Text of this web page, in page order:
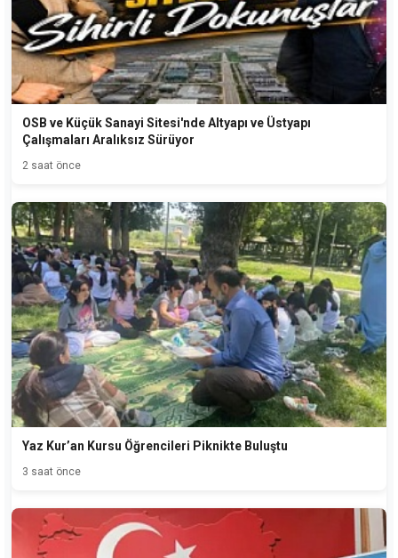
OSB ve Küçük Sanayi Sitesi'nde Altyapı ve Üstyapı
Çalışmaları Aralıksız Sürüyor
2 saat önce
Yaz Kur’an Kursu Öğrencileri Piknikte Buluştu
3 saat önce